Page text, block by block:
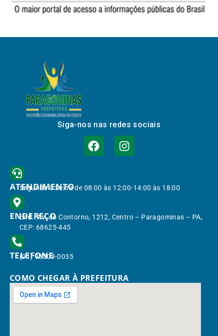
Siga-nos nas redes sociais
ATENDIMENTO
Segunda à Sexta de 08:00 às 12:00-14:00 às 18:00
ENDEREÇO
End.: Av. do Contorno, 1212, Centro – Paragominas – PA,
CEP: 68625-445
TELEFONE
(91) 98309-0035
COMO CHEGAR À PREFEITURA